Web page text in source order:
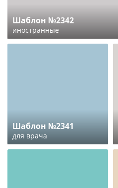
Шаблон №2342
иностранные
Шаблон №2341
для врача